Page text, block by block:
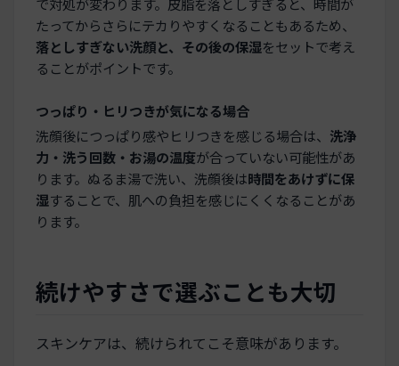
たってからさらにテカりやすくなることもあるため、
落としすぎない洗顔と、その後の保湿をセットで考え
ることがポイントです。
つっぱり・ヒリつきが気になる場合
洗顔後につっぱり感やヒリつきを感じる場合は、 洗浄
力・洗う回数・お湯の温度が合っていない可能性があ
ります。ぬるま湯で洗い、洗顔後は時間をあけずに保
湿することで、肌への負担を感じにくくなることがあ
ります。
続けやすさで選ぶことも大切
スキンケアは、続けられてこそ意味があります。